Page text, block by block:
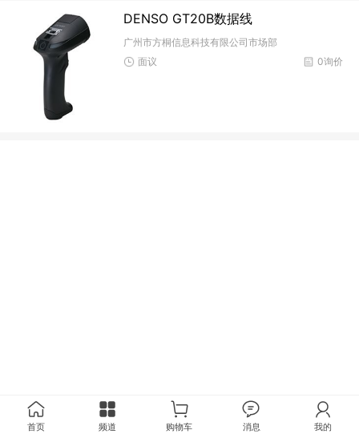
DENSO GT20B数据线
广州市方桐信息科技有限公司市场部
0询价
面议
首页 频道 购物车 消息 我的